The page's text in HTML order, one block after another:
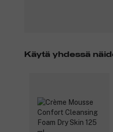
Käytä yhdessä